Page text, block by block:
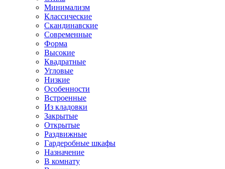
Минимализм
Классические
Скандинавские
Современные
Форма
Высокие
Квадратные
Угловые
Низкие
Особенности
Встроенные
Из кладовки
Закрытые
Открытые
Раздвижные
Гардеробные шкафы
Назначение
В комнату